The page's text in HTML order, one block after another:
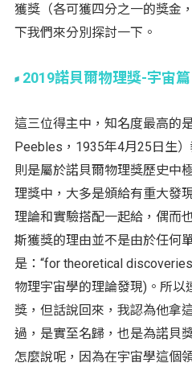
獲獎（各可獲四分之一的獎金
下我們來分別探討一下。
2019諾貝爾物理獎-宇宙篇
這三位得主中，知名度最高的
Peebles，1935年4月25日生
則是屬於諾貝爾物理獎歷史中
理獎中，大多是頒給有重大發
理論和實驗搭配一起給，偶而
斯獲獎的理由並不是由於任何
是：“for theoretical
物理宇宙學的理論發現)。所以
獎，但話說回來，我認為他拿
過，是實至名歸，也是為諾貝
怎麼說呢，因為在宇宙學這個